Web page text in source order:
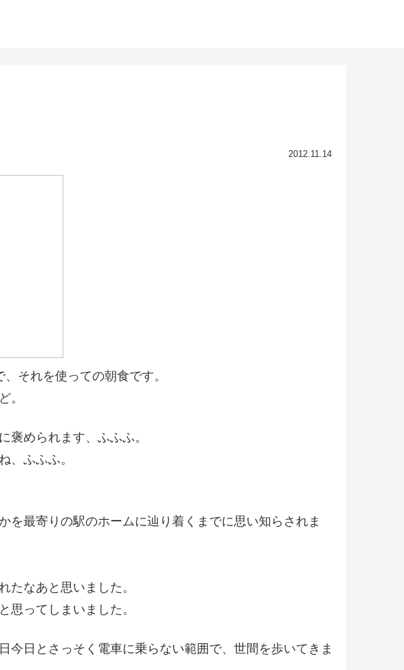
2012.11.14
それを使っての朝食です。
。
褒められます、ふふふ。
、ふふふ。
を最寄りの駅のホームに辿り着くまでに思い知らされま
たなあと思いました。
思ってしまいました。
今日とさっそく電車に乗らない範囲で、世間を歩いてきま